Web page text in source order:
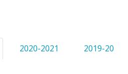
2020-2021
2019-20